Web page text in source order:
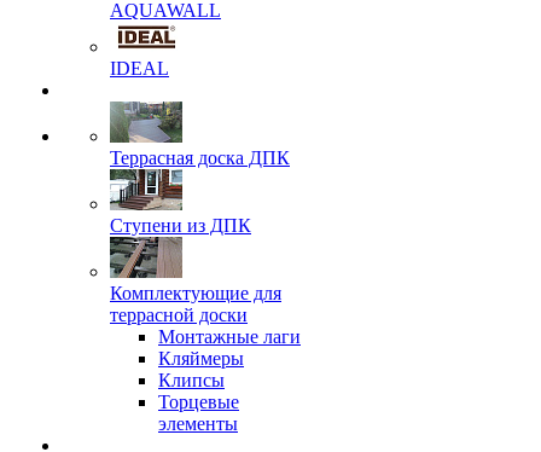
AQUAWALL
IDEAL
Террасная доска ДПК
Ступени из ДПК
Комплектующие для
террасной доски
Монтажные лаги
Кляймеры
Клипсы
Торцевые
элементы